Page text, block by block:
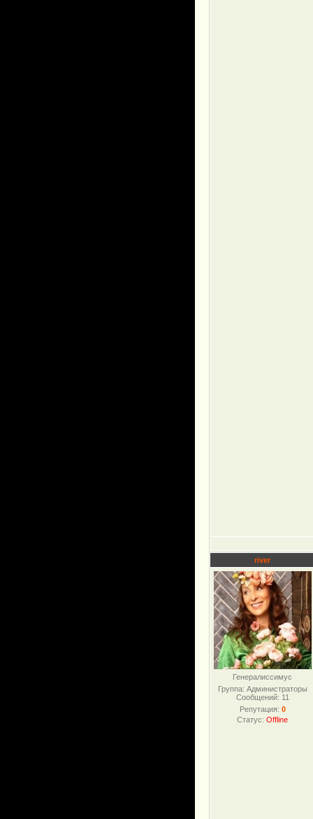
river
Генералиссимус
Группа: Администраторы
Сообщений: 11
Репутация: 0
Статус:Offline